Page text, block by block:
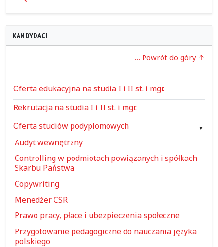
KANDYDACI
… Powrót do góry
Oferta edukacyjna na studia I i II st. i mgr.
Rekrutacja na studia I i II st. i mgr.
Oferta studiów podyplomowych
Audyt wewnętrzny
Controlling w podmiotach powiązanych i spółkach
Skarbu Państwa
Copywriting
Menedżer CSR
Prawo pracy, płace i ubezpieczenia społeczne
Przygotowanie pedagogiczne do nauczania języka
polskiego